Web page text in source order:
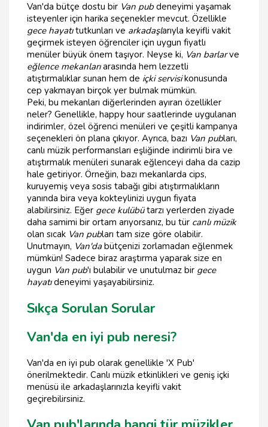
Van'da bütçe dostu bir Van pubdeneyimi yaşamak
isteyenler için harika seçenekler mevcut. Özellikle
gece hayatıtutkunları ve arkadaşlarıyla keyifli vakit
geçirmek isteyen öğrenciler için uygun fiyatlı
menüler büyük önem taşıyor. Neyse ki, Van barlarve
eğlence mekanlarıarasında hem lezzetli
atıştırmalıklar sunan hem de içki servisikonusunda
cep yakmayan birçok yer bulmak mümkün.
Peki, bu mekanları diğerlerinden ayıran özellikler
neler? Genellikle, happy hour saatlerinde uygulanan
indirimler, özel öğrenci menüleri ve çeşitli kampanya
seçenekleri ön plana çıkıyor. Ayrıca, bazı Van pubları,
canlı müzik performansları eşliğinde indirimli bira ve
atıştırmalık menüleri sunarak eğlenceyi daha da cazip
hale getiriyor. Örneğin, bazı mekanlarda cips,
kuruyemiş veya sosis tabağı gibi atıştırmalıkların
yanında bira veya kokteylinizi uygun fiyata
alabilirsiniz. Eğer gece kulübütarzı yerlerden ziyade
daha samimi bir ortam arıyorsanız, bu tür canlı müzik
olan sıcak Van pubları tam size göre olabilir.
Unutmayın, Van'dabütçenizi zorlamadan eğlenmek
mümkün! Sadece biraz araştırma yaparak size en
uygun Van pub'ı bulabilir ve unutulmaz bir gece
hayatıdeneyimi yaşayabilirsiniz.
Sıkça Sorulan Sorular
Van'da en iyi pub neresi?
Van'da en iyi pub olarak genellikle 'X Pub'
önerilmektedir. Canlı müzik etkinlikleri ve geniş içki
menüsü ile arkadaşlarınızla keyifli vakit
geçirebilirsiniz.